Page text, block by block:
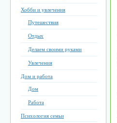
Хобби и увлечения
Путешествия
Отдых
Делаем своими руками
Увлечения
Дом и работа
Дом
Работа
Психология семьи